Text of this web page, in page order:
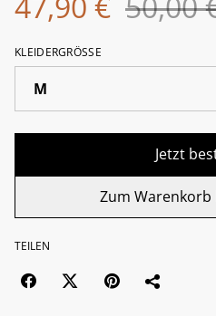
KLEIDERGRÖSSE
Jetzt
Zum
TEILEN